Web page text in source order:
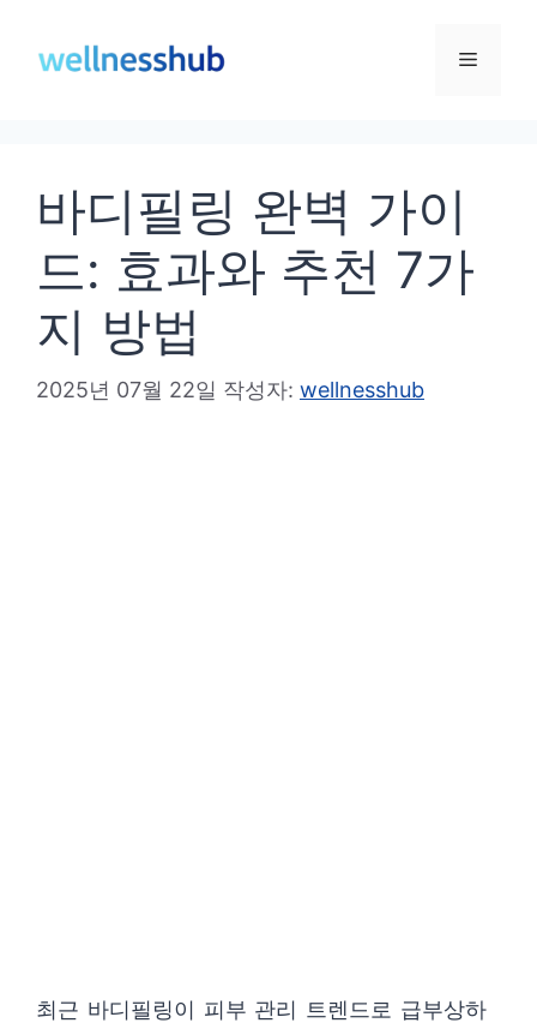
메
바디필링 완벽 가이
드: 효과와 추천 7가
지 방법
2025년 07월 22일 작성자: wellnesshub
최근 바디필링이 피부 관리 트렌드로 급부상하